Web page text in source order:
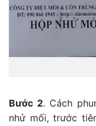
Bước 2. Cách
nhử mối, trước